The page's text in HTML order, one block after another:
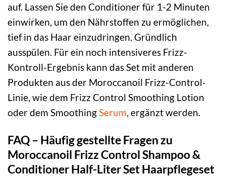
auf. Lassen Sie den Conditioner für 1-2 Minuten
einwirken, um den Nährstoffen zu ermöglichen,
tief in das Haar einzudringen. Gründlich
ausspülen. Für ein noch intensiveres Frizz-
Kontroll-Ergebnis kann das Set mit anderen
Produkten aus der Moroccanoil Frizz-Control-
Linie, wie dem Frizz Control Smoothing Lotion
oder dem SmoothingSerum, ergänzt werden.
FAQ – Häufig gestellte Fragen zu
Moroccanoil Frizz Control Shampoo &
Conditioner Half-Liter Set Haarpflegeset